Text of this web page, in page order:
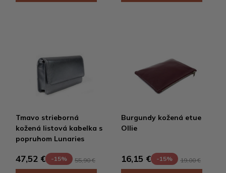
Tmavo strieborná
kožená listová kabelka s
popruhom Lunaries
47,52 € -15% 55,90 €
Burgundy kožená etue
Ollie
16,15 € -15% 19,00 €